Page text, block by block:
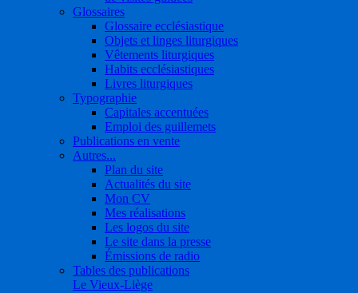
Glossaires
Glossaire ecclésiastique
Objets et linges liturgiques
Vêtements liturgiques
Habits ecclésiastiques
Livres liturgiques
Typographie
Capitales accentuées
Emploi des guillemets
Publications en vente
Autres...
Plan du site
Actualités du site
Mon CV
Mes réalisations
Les logos du site
Le site dans la presse
Émissions de radio
Tables des publications
Le Vieux-Liège